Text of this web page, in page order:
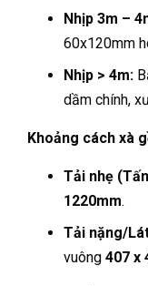
Nhịp 3m –
60x120mm
Nhịp > 4m:
dầm chính,
Khoảng cách xà
Tải nhẹ
1220mm.
Tải nặng/
vuông 407 x